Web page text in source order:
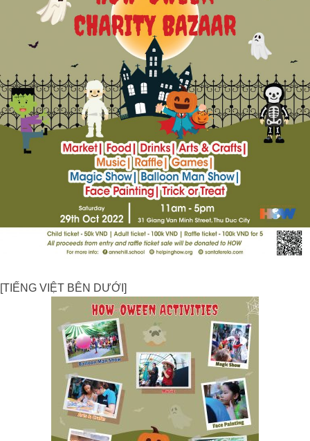
[TIẾNG VIỆT BÊN DƯỚI]